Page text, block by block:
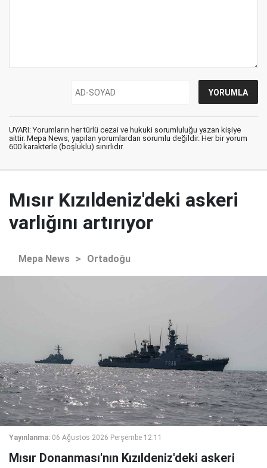
UYARI: Yorumların her türlü cezai ve hukuki sorumluluğu yazan kişiye
aittir. Mepa News, yapılan yorumlardan sorumlu değildir. Her bir yorum
600 karakterle (boşluklu) sınırlıdır.
Mısır Kızıldeniz'deki askeri
varlığını artırıyor
Mepa News > Ortadoğu
Yayınlanma: 06 Ağustos 2026 Perşembe 12:11
Mısır Donanması'nın Kızıldeniz'deki askeri